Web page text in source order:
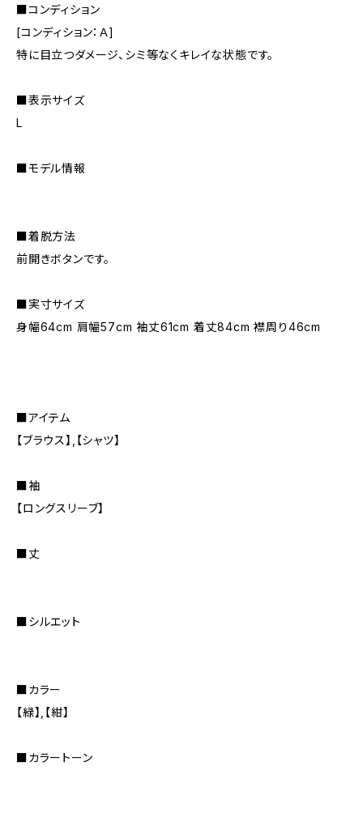
■コンディション
[コンディション：Ａ]
特に目立つダメージ、シミ等なくキレイな状態です。
■表示サイズ
L
■モデル情報
■着脱方法
前開きボタンです。
■実寸サイズ
身幅64cm 肩幅57cm 袖丈61cm 着丈84cm 襟周り46cm
■アイテム
【ブラウス】,【シャツ】
■袖
【ロングスリーブ】
■丈
■シルエット
■カラー
【緑】,【紺】
■カラートーン